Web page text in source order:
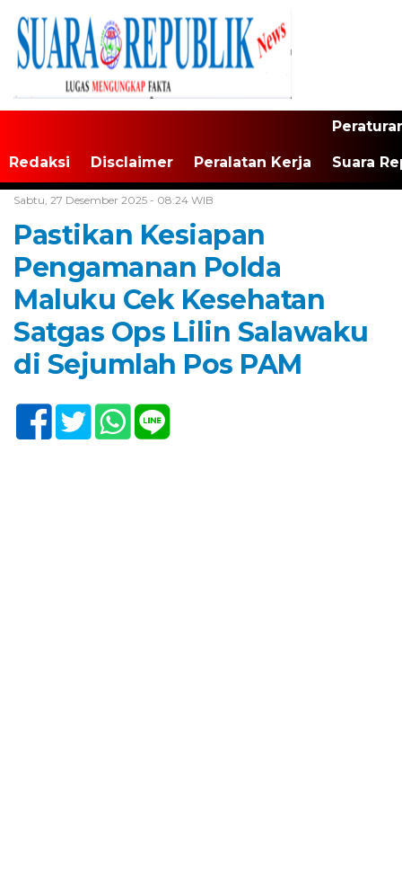
Redaksi Disclaimer Peralatan Kerja Suara
Sabtu, 27 Desember 2025 - 08:24 WIB
Pastikan Kesiapan
Pengamanan Polda
Maluku Cek Kesehatan
Satgas Ops Lilin Salawaku
di Sejumlah Pos PAM